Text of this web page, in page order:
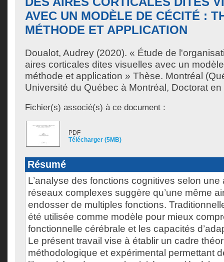
AVEC UN MODÈLE DE CÉCITÉ :
MÉTHODE ET APPLICATION
Doualot, Audrey (2020). « Étude de
aires corticales dites visuelles avec un
méthode et application » Thèse. Montréal
Université du Québec à Montréal, Doctorat
Fichier(s) associé(s) à ce document :
PDF
Télécharger (5MB)
Résumé
L’analyse des fonctions cognitives selon
réseaux complexes suggère qu’une même
endosser de multiples fonctions.
été utilisée comme modèle pour mieux
fonctionnelle cérébrale et les capacités
Le présent travail vise à établir un cadre
méthodologique et expérimental permettant